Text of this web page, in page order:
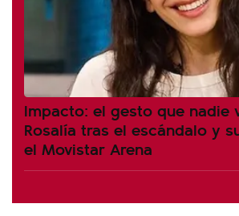
Impacto: el gesto que nadie
Rosalía tras el escándalo y
el Movistar Arena